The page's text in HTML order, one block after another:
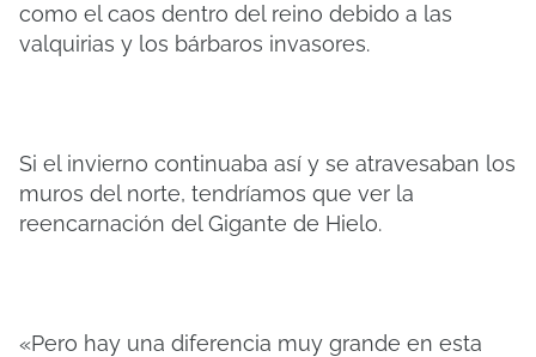
como el caos dentro del reino debido a las
valquirias y los bárbaros invasores.
Si el invierno continuaba así y se atravesaban los
muros del norte, tendríamos que ver la
reencarnación del Gigante de Hielo.
«Pero hay una diferencia muy grande en esta